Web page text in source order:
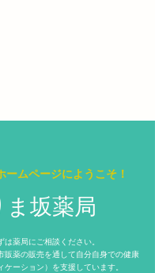
ームページにようこそ！
ま坂薬局
は薬局にご相談ください。
販薬の販売を通して自分自身での健康
ーション）を支援しています。